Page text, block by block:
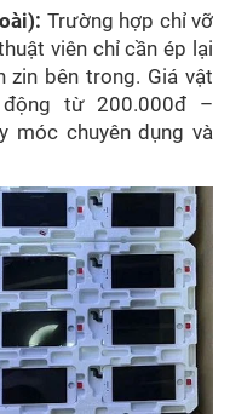
Trường hợp chỉ vỡ
viên chỉ cần ép lại
zin bên trong. Giá vật
từ 200.000đ –
móc chuyên dụng và